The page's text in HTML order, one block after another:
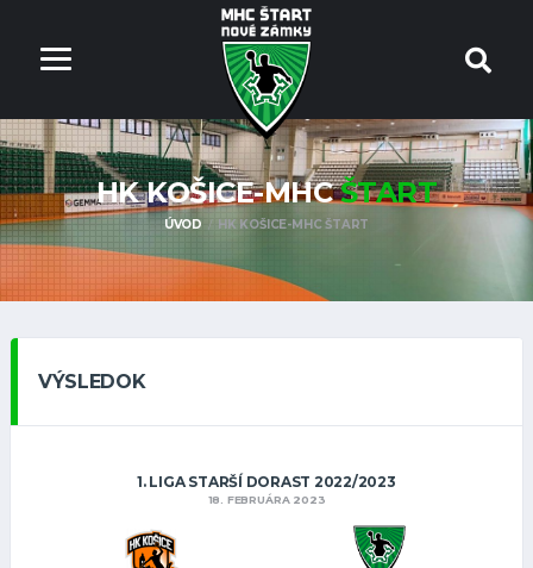
HK KOŠICE-MHCŠTART
ÚVOD HK KOŠICE-MHC ŠTART
VÝSLEDOK
1. LIGA STARŠÍ DORAST 2022/2023
18. FEBRUÁRA 2023